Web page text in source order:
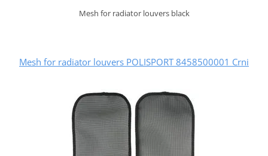
Mesh for radiator louvers black
Mesh for radiator louvers POLISPORT 8458500001 Crni